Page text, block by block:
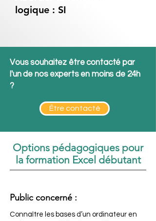
logique : SI
Vous souhaitez être contacté par
l'un de nos experts en moins de 24h
?
Être contacté
Options pédagogiques pour
la formation Excel débutant
Public concerné :
Connaître les bases d’un ordinateur en